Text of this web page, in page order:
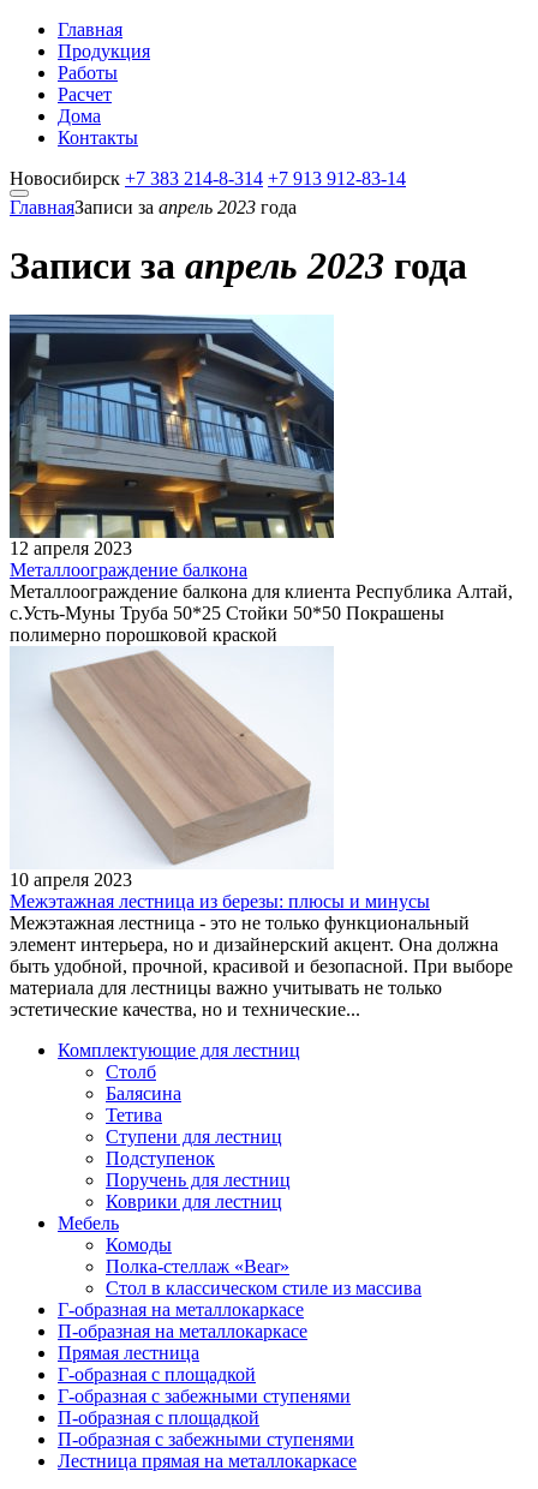
Главная
Продукция
Работы
Расчет
Дома
Контакты
Новосибирск +7 383 214-8-314 +7 913 912-83-14
ГлавнаяЗаписи за апрель 2023 года
Записи за апрель 2023 года
12 апреля 2023
Металлоограждение балкона
Металлоограждение балкона для клиента Республика Алтай,
с.Усть-Муны Труба 50*25 Стойки 50*50 Покрашены
полимерно порошковой краской
10 апреля 2023
Межэтажная лестница из березы: плюсы и минусы
Межэтажная лестница - это не только функциональный
элемент интерьера, но и дизайнерский акцент. Она должна
быть удобной, прочной, красивой и безопасной. При выборе
материала для лестницы важно учитывать не только
эстетические качества, но и технические...
Комплектующие для лестниц
Столб
Балясина
Тетива
Ступени для лестниц
Подступенок
Поручень для лестниц
Коврики для лестниц
Мебель
Комоды
Полка-стеллаж «Bear»
Стол в классическом стиле из массива
Г-образная на металлокаркасе
П-образная на металлокаркасе
Прямая лестница
Г-образная с площадкой
Г-образная с забежными ступенями
П-образная с площадкой
П-образная с забежными ступенями
Лестница прямая на металлокаркасе